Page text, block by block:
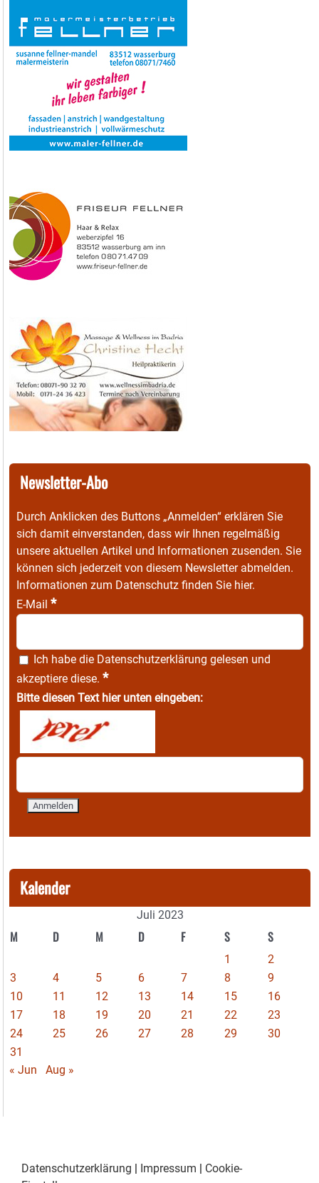
Newsletter-Abo
Durch Anklicken des Buttons „Anmelden“ erklären Sie
sich damit einverstanden, dass wir Ihnen regelmäßig
unsere aktuellen Artikel und Informationen zusenden. Sie
können sich jederzeit von diesem Newsletter abmelden.
Informationen zum Datenschutz finden Sie hier.
E-Mail *
Ich habe die Datenschutzerklärung gelesen und
akzeptiere diese. *
Bitte diesen Text hier unten eingeben:
Kalender
Juli 2023
M D M D F S S
1
2
3
4 5 6 7 8
9
10
11 12 13 14 15
16
17
18 19 20 21 22
23
24
25 26 27 28 29
30
31
« Jun
Aug »
Datenschutzerklärung | Impressum | Cookie-